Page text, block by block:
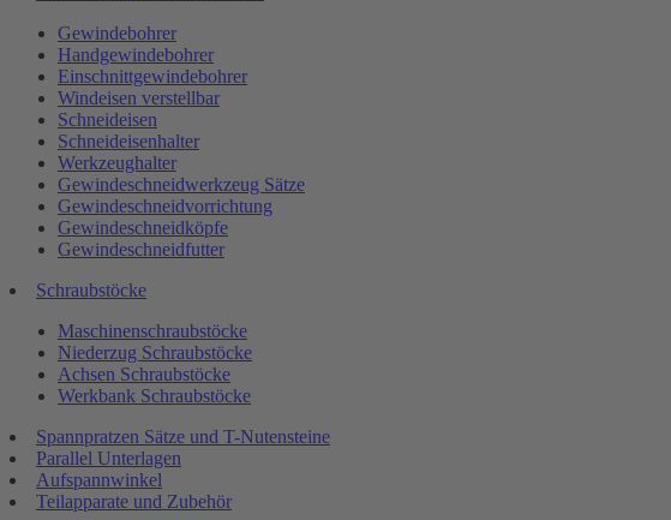
Gewindebohrer
Handgewindebohrer
Einschnittgewindebohrer
Windeisen verstellbar
Schneideisen
Schneideisenhalter
Werkzeughalter
Gewindeschneidwerkzeug Sätze
Gewindeschneidvorrichtung
Gewindeschneidköpfe
Gewindeschneidfutter
Schraubstöcke
Maschinenschraubstöcke
Niederzug Schraubstöcke
Achsen Schraubstöcke
Werkbank Schraubstöcke
Spannpratzen Sätze und T-Nutensteine
Parallel Unterlagen
Aufspannwinkel
Teilapparate und Zubehör